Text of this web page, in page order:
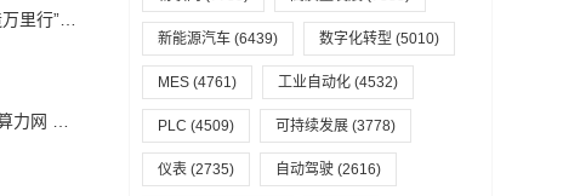
聚焦服务赋能，推动制造业高质量发展——“服务型制造万里行”走进湖南常德
新能源汽车 (6439) 数字化转型 (5010)
MES (4761) 工业自动化 (4532)
PLC (4509) 可持续发展 (3778)
仪表 (2735) 自动驾驶 (2616)